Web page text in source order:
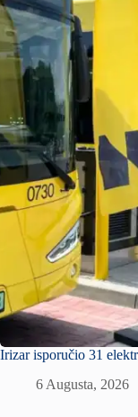
Irizar isporučio 31
6 Augusta, 2026